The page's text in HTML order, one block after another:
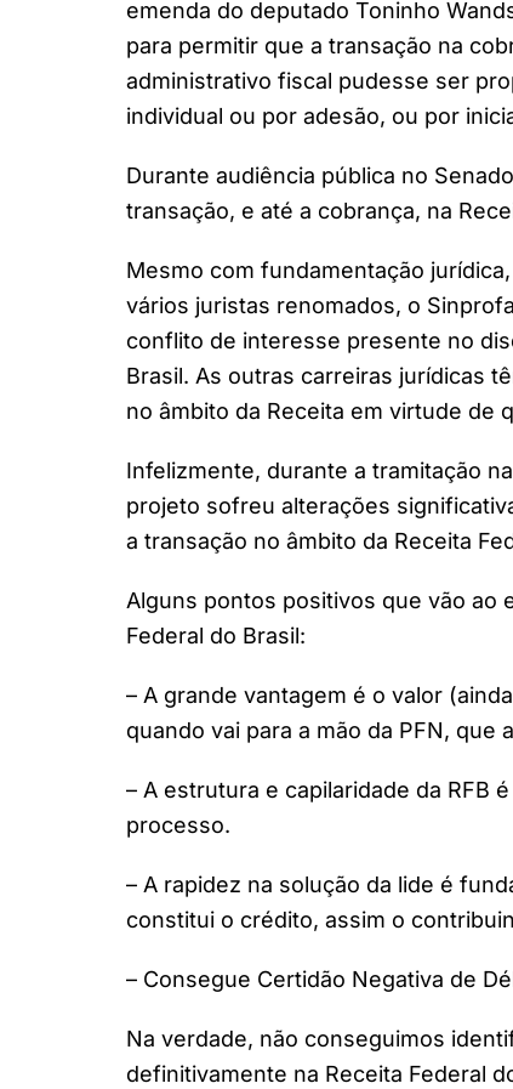
emenda do deputado Toninho
para permitir que a transação na
administrativo fiscal pudesse ser
individual ou por adesão, ou por
Durante audiência pública no
transação, e até a cobrança, na
Mesmo com fundamentação
vários juristas renomados, o
conflito de interesse presente no
Brasil. As outras carreiras jurídicas
no âmbito da Receita em virtude de
Infelizmente, durante a tramitação
projeto sofreu alterações
a transação no âmbito da Receita
Alguns pontos positivos que vão ao
Federal do Brasil:
– A grande vantagem é o valor
quando vai para a mão da PFN, que
– A estrutura e capilaridade da RFB
processo.
– A rapidez na solução da lide é
constitui o crédito, assim o
– Consegue Certidão Negativa de
Na verdade, não conseguimos
definitivamente na Receita Federal